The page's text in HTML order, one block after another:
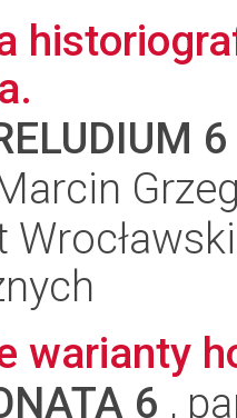
6
warianty
6 ,